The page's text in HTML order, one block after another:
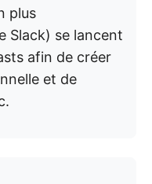
plus
Slack) se lancent
afin de créer
et de